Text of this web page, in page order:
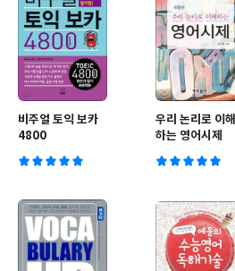
비주얼 토익 보카
4800
우리 논리로 이해
하는 영어시제